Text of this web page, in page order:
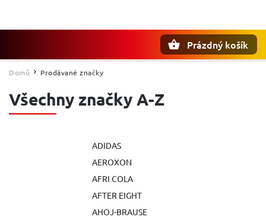
Prázdný košík
Domů / Prodávané značky
Všechny značky A-Z
ADIDAS
AEROXON
AFRI COLA
AFTER EIGHT
AHOJ-BRAUSE